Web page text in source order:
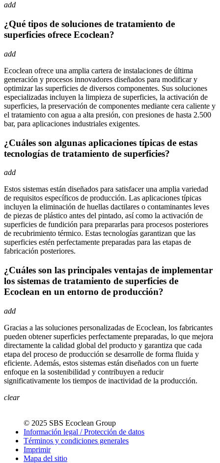
add
¿Qué tipos de soluciones de tratamiento de
superficies ofrece Ecoclean?
add
Ecoclean ofrece una amplia cartera de instalaciones de última
generación y procesos innovadores diseñados para modificar y
optimizar las superficies de diversos componentes. Sus soluciones
especializadas incluyen la limpieza de superficies, la activación de
superficies, la preservación de componentes mediante cera caliente y
el tratamiento con agua a alta presión, con presiones de hasta 2.500
bar, para aplicaciones industriales exigentes.
¿Cuáles son algunas aplicaciones típicas de estas
tecnologías de tratamiento de superficies?
add
Estos sistemas están diseñados para satisfacer una amplia variedad
de requisitos específicos de producción. Las aplicaciones típicas
incluyen la eliminación de huellas dactilares o contaminantes leves
de piezas de plástico antes del pintado, así como la activación de
superficies de fundición para prepararlas para procesos posteriores
de recubrimiento térmico. Estas tecnologías garantizan que las
superficies estén perfectamente preparadas para las etapas de
fabricación posteriores.
¿Cuáles son las principales ventajas de implementar
los sistemas de tratamiento de superficies de
Ecoclean en un entorno de producción?
add
Gracias a las soluciones personalizadas de Ecoclean, los fabricantes
pueden obtener superficies perfectamente preparadas, lo que mejora
directamente la calidad global del producto y garantiza que cada
etapa del proceso de producción se desarrolle de forma fluida y
eficiente. Además, estos sistemas están diseñados con un fuerte
enfoque en la sostenibilidad y contribuyen a reducir
significativamente los tiempos de inactividad de la producción.
clear
© 2025 SBS Ecoclean Group
Información legal / Protección de datos
Términos y condiciones generales
Imprimir
Mapa del sitio